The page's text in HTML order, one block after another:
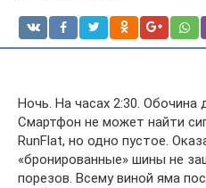
Ночь. На часах 2:30. Обочина
Смартфон не может найти
RunFlat, но одно пустое.
«бронированные» шины не
порезов. Всему виной яма